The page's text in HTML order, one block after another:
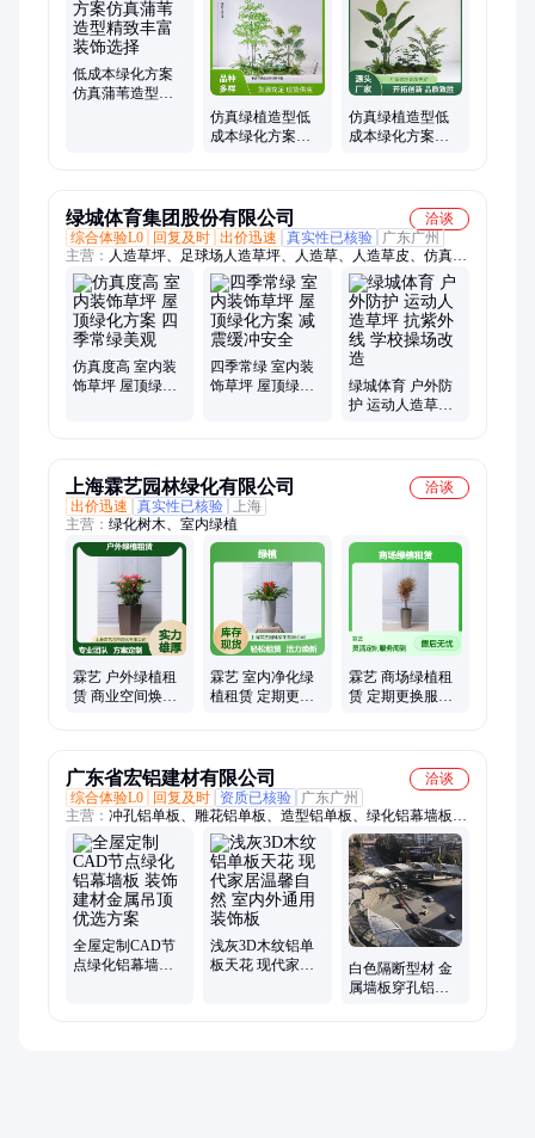
低成本绿化方案
仿真蒲苇造型精
仿真绿植造型低
成本绿化方案天
仿真绿植造型低
成本绿化方案虎
绿城体育集团股份有限公司
洽谈
综合体验L0
回复及时 出价迅速 真实性已核验
广东广州
主营： 人造草坪、足球场人造草坪、人造草、人造草皮、仿真草
坪、足球场草坪
仿真度高 室内装
饰草坪 屋顶绿化
四季常绿 室内装
饰草坪 屋顶绿化
绿城体育 户外防
护 运动人造草坪
上海霖艺园林绿化有限公司
洽谈
出价迅速
真实性已核验
上海
主营： 绿化树木、室内绿植
霖艺 户外绿植租
赁 商业空间焕新
霖艺 室内净化绿
植租赁 定期更换
霖艺 商场绿植租
赁 定期更换服务
广东省宏铝建材有限公司
洽谈
综合体验L0
回复及时 资质已核验
广东广州
主营： 冲孔铝单板、雕花铝单板、造型铝单板、绿化铝幕墙板、
弧形铝单板、包柱铝单板、氟碳铝单板、U型铝方通、造型铝方
通、室内外铝单板、外墙铝方管、木纹铝方通、弧形铝方通、艺
术屏风、浮雕铝板、镂空铝板、铝格栅、铝型材、铝幕墙、铝天
花、铝吊顶
全屋定制CAD节
点绿化铝幕墙板
浅灰3D木纹铝单
板天花 现代家居
白色隔断型材 金
属墙板穿孔铝板